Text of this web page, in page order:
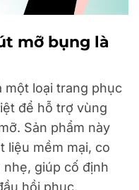
mỡ bụng là
một loại trang phục
để hỗ trợ vùng
Sản phẩm này
liệu mềm mại, co
giúp cố định